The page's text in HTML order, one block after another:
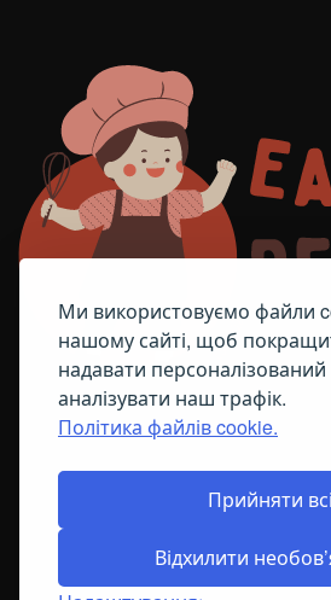
Ми використовуємо файли
нашому сайті, щоб
надавати персоналізований
аналізувати наш трафік.
Політика файлів cookie.
Прийняти всі
Відхилити
ПОЛІТИКА ЩОДО
© All Right